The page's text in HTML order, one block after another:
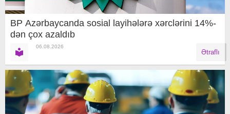
BP Azərbaycanda sosial layihələrə xərclərini 14%-
dən çox azaldıb
06.08.2026
Ətraflı